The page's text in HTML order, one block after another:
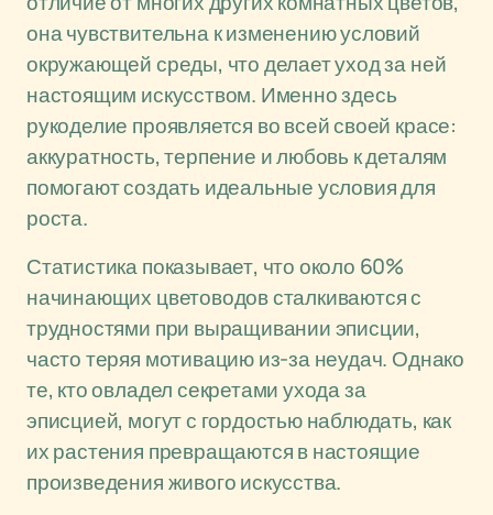
она чувствительна к изменению условий
окружающей среды, что делает уход за ней
настоящим искусством. Именно здесь
рукоделие проявляется во всей своей красе:
аккуратность, терпение и любовь к деталям
помогают создать идеальные условия для
роста.
Статистика показывает, что около 60%
начинающих цветоводов сталкиваются с
трудностями при выращивании эписции,
часто теряя мотивацию из-за неудач. Однако
те, кто овладел секретами ухода за
эписцией, могут с гордостью наблюдать, как
их растения превращаются в настоящие
произведения живого искусства.